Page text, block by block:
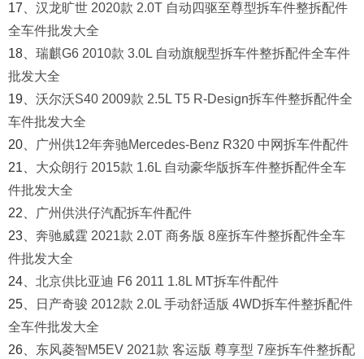
17、 汉龙旷世 2020款 2.0T 自动四驱至尊型拆车件整拆配件
全车件批发大全
18、 瑞麒G6 2010款 3.0L 自动旗舰型拆车件整拆配件全车件
批发大全
19、 沃尔沃S40 2009款 2.5L T5 R-Design拆车件整拆配件全
车件批发大全
20、
广州供12年奔驰Mercedes-Benz R320 中网拆车件配件
21、 大众朗行 2015款 1.6L 自动豪华版拆车件整拆配件全车
件批发大全
22、
广州供洪仔汽配拆车件配件
23、 奔驰威霆 2021款 2.0T 商务版 8座拆车件整拆配件全车
件批发大全
24、 北京供比亚迪 F6 2011 1.8L MT拆车件配件
25、
日产奇骏 2012款 2.0L 手动舒适版 4WD拆车件整拆配件
全车件批发大全
26、 东风菱智M5EV 2021款 客运版 尊享型 7座拆车件整拆配